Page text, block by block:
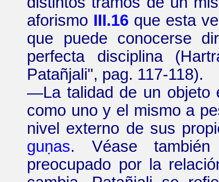
aforismo III.16 que esta
que puede conocerse
perfecta disciplina (
Patañjali", pag. 117-118).
—La talidad de un objeto
como uno y el mismo a
nivel externo de sus
guṇas. Véase
preocupado por la